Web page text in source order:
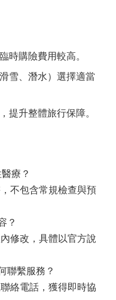
時購險費用較高。
雪、潛水）選擇適當
提升整體旅行保障。
療？
不包含常規檢查與預
？
修改，具體以官方說
聯繫服務？
絡電話，獲得即時協